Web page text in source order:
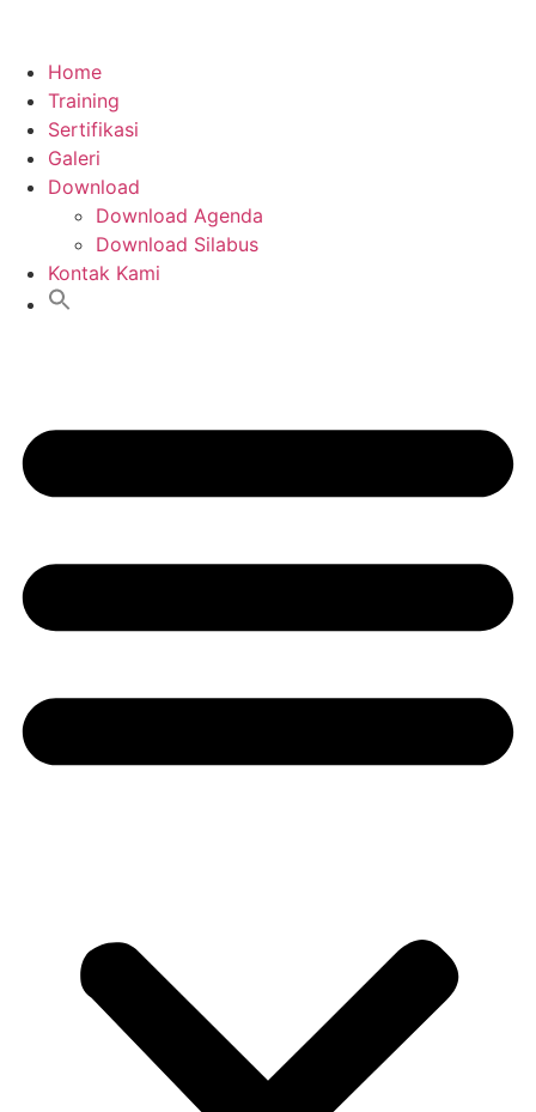
Home
Training
Sertifikasi
Galeri
Download
Download Agenda
Download Silabus
Kontak Kami